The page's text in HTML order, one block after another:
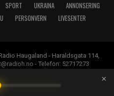
SPORT UKRAINA
ANNONSERING
PERSONVERN LIVESENTER
Haugaland - Haraldsgata 114,
- Telefon: 52717273
×